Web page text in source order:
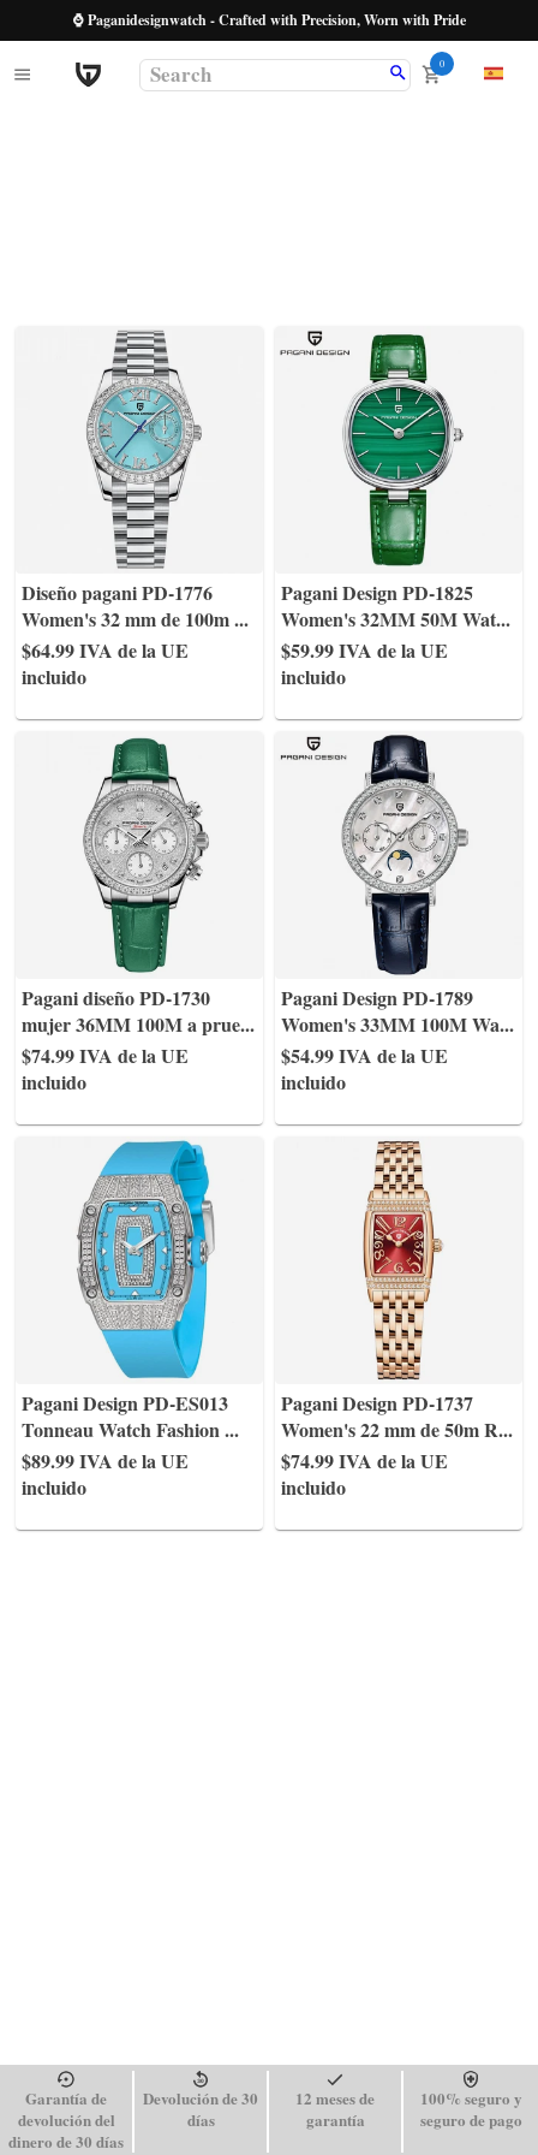
⌚ Paganidesignwatch - Crafted with Precision, Worn with Pride
0
Diseño pagani PD-1776
Women's 32 mm de 100m...
$64.99IVA de la UE
incluido
Pagani Design PD-1825
Women's 32MM 50M Wat...
$59.99IVA de la UE
incluido
Pagani diseño PD-1730
mujer 36MM 100M a prue...
$74.99IVA de la UE
incluido
Pagani Design PD-1789
Women's 33MM 100M Wa...
$54.99IVA de la UE
incluido
Pagani Design PD-ES013
Tonneau Watch Fashion ...
$89.99IVA de la UE
incluido
Pagani Design PD-1737
Women's 22 mm de 50m R...
$74.99IVA de la UE
incluido
Garantía de
devolución del
dinero de 30 días
Devolución de 30
días
12 meses de
garantía
100% seguro y
seguro de pago